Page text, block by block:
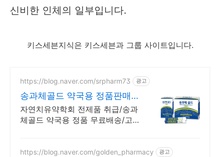
신비한 인체의 일부입니다.
키스세븐지식은 키스세븐과 그룹 사이트입니다.
https://blog.naver.com/srpharm73 광고
송과체골드 약국용 정품판매
송과체골드 체질별 증상별상담
자연치유약학회 전제품 취급/송과
체골드 약국용 정품 무료배송/고객
https://blog.naver.com/golden_pharmacy 광고